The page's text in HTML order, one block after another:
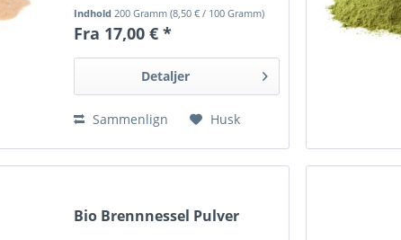
Indhold 200 Gramm(8,50 € / 100 Gramm)
Fra 17,00 € *
Detaljer
Sammenlign Husk
Bio Brennnessel Pulver